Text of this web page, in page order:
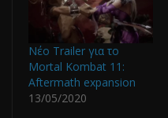
Νέο Trailer για το
Mortal Kombat 11:
Aftermath expansion
13/05/2020